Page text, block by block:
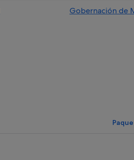
Gobernación de